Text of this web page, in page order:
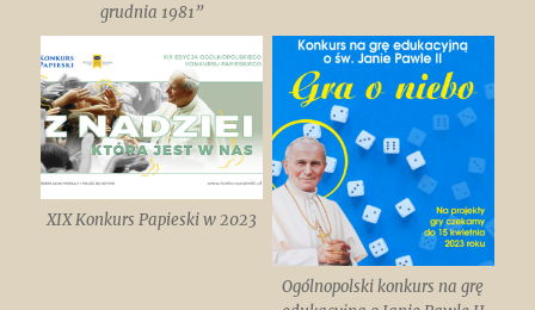
grudnia 1981”
XIX Konkurs Papieski w 2023
Ogólnopolski konkurs na grę